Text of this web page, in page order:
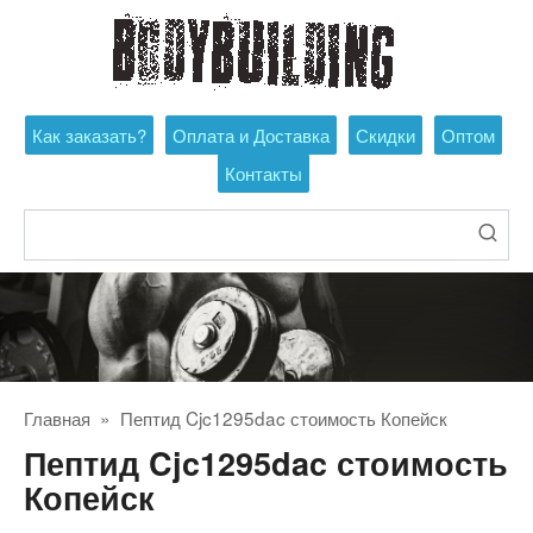
Как заказать? Оплата и Доставка Скидки
Оптом
Контакты
Главная » Пептид Cjc1295dac стоимость Копейск
Пептид Cjc1295dac стоимость
Копейск